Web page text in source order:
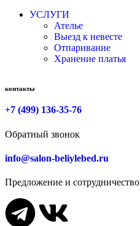
УСЛУГИ
Ателье
Выезд к невесте
Отпаривание
Хранение платья
контакты
+7 (499) 136-35-76
Обратный звонок
info@salon-beliylebed.ru
Предложение и сотрудничество